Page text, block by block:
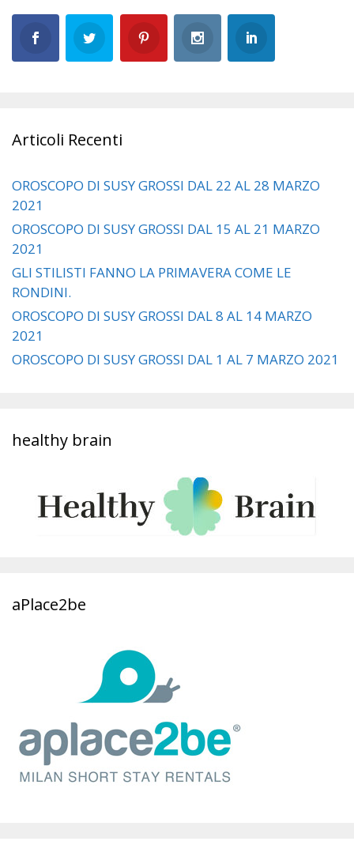
Articoli Recenti
OROSCOPO DI SUSY GROSSI DAL 22 AL 28 MARZO
2021
OROSCOPO DI SUSY GROSSI DAL 15 AL 21 MARZO
2021
GLI STILISTI FANNO LA PRIMAVERA COME LE
RONDINI.
OROSCOPO DI SUSY GROSSI DAL 8 AL 14 MARZO
2021
OROSCOPO DI SUSY GROSSI DAL 1 AL 7 MARZO 2021
healthy brain
aPlace2be